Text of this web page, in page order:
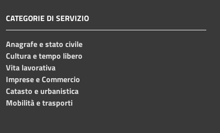
CATEGORIE DI SERVIZIO
Anagrafe e stato civile
Cultura e tempo libero
Vita lavorativa
Imprese e Commercio
Catasto e urbanistica
Mobilità e trasporti